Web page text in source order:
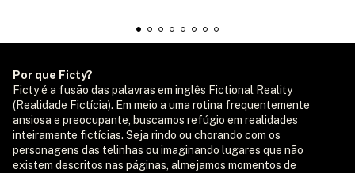
Por que Ficty?
Ficty é a fusão das palavras em inglês Fictional Reality
(Realidade Fictícia). Em meio a uma rotina frequentemente
ansiosa e preocupante, buscamos refúgio em realidades
inteiramente fictícias. Seja rindo ou chorando com os
personagens das telinhas ou imaginando lugares que não
existem descritos nas páginas, almejamos momentos de